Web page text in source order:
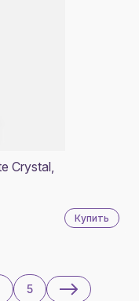
Crystal,
Купить
5